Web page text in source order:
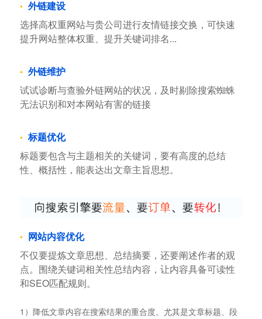
外链建设
选择高权重网站与贵公司进行友情链接交换，可快速
提升网站整体权重、提升关键词排名...
外链维护
试试诊断与查验外链网站的状况，及时剔除搜索蜘蛛
无法识别和对本网站有害的链接
标题优化
标题要包含与主题相关的关键词，要有高度的总结
性、概括性，能表达出文章主旨思想。
网站内容优化
不仅要提炼文章思想、总结摘要，还要阐述作者的观
点。围绕关键词相关性总结内容，让内容具备可读性
和SEO匹配规则。
1）降低文章内容在搜索结果的重合度。尤其是文章标题、段